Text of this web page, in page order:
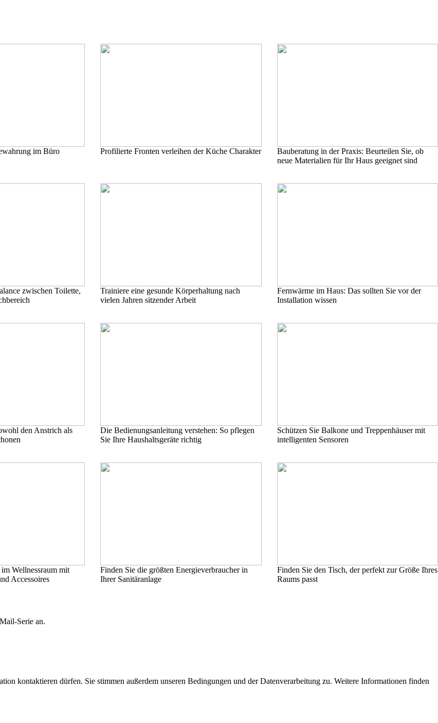
im Büro Profilierte Fronten verleihen der Küche Charakter
Bauberatung in der Praxis: Beurteilen Sie, ob
neue Materialien für Ihr Haus geeignet sind
zwischen Toilette,
Trainiere eine gesunde Körperhaltung nach
vielen Jahren sitzender Arbeit
Fernwärme im Haus: Das sollten Sie vor der
Installation wissen
den Anstrich als
Die Bedienungsanleitung verstehen: So pflegen
Sie Ihre Haushaltsgeräte richtig
Schützen Sie Balkone und Treppenhäuser mit
intelligenten Sensoren
Wellnessraum mit
Accessoires
Finden Sie die größten Energieverbraucher in
Ihrer Sanitäranlage
Finden Sie den Tisch, der perfekt zur Größe Ihres
Raums passt
Serie an.
kontaktieren dürfen. Sie stimmen außerdem unseren Bedingungen und der Datenverarbeitung zu. Weitere Informationen finden